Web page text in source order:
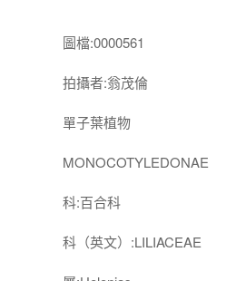
圖檔:0000561
拍攝者:翁茂倫
單子葉植物
MONOCOTYLEDONAE
科:百合科
科（英文）:LILIACEAE